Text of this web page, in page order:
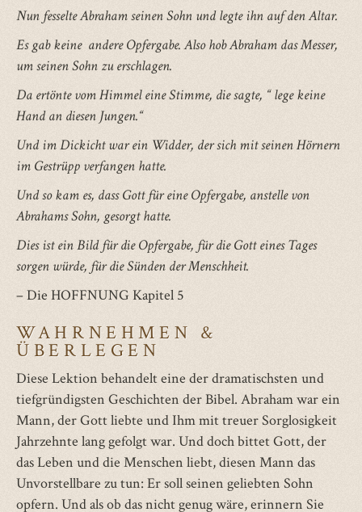
Nun fesselte Abraham seinen Sohn und legte ihn auf den Altar.
Es gab keine andere Opfergabe. Also hob Abraham das Messer,
um seinen Sohn zu erschlagen.
Da ertönte vom Himmel eine Stimme, die sagte, “ lege keine
Hand an diesen Jungen.“
Und im Dickicht war ein Widder, der sich mit seinen Hörnern
im Gestrüpp verfangen hatte.
Und so kam es, dass Gott für eine Opfergabe, anstelle von
Abrahams Sohn, gesorgt hatte.
Dies ist ein Bild für die Opfergabe, für die Gott eines Tages
sorgen würde, für die Sünden der Menschheit.
– Die HOFFNUNG Kapitel 5
WAHRNEHMEN &
ÜBERLEGEN
Diese Lektion behandelt eine der dramatischsten und
tiefgründigsten Geschichten der Bibel. Abraham war ein
Mann, der Gott liebte und Ihm mit treuer Sorglosigkeit
Jahrzehnte lang gefolgt war. Und doch bittet Gott, der
das Leben und die Menschen liebt, diesen Mann das
Unvorstellbare zu tun: Er soll seinen geliebten Sohn
opfern. Und als ob das nicht genug wäre, erinnern Sie